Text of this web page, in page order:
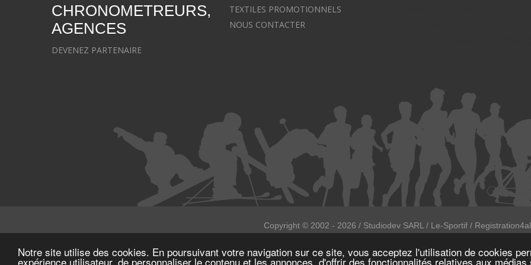
Notre site utilise des cookies. En poursuivant votre navigation sur ce site, vous acceptez l'utilisation de cookies
expérience utilisateur, de personnaliser le contenu et les annonces, d'offrir des fonctionnalités relatives aux
CHRONOMETREURS,
AGENCES
DEVENEZ PARTENAIRE
TEXTILES PROMOTIONNELS
NOUS CONTACTER
Copyright © 2002 - 2026 / Studiodev SARL / Le-Sportif /
Numéro de déclaration CNIL : 1999972